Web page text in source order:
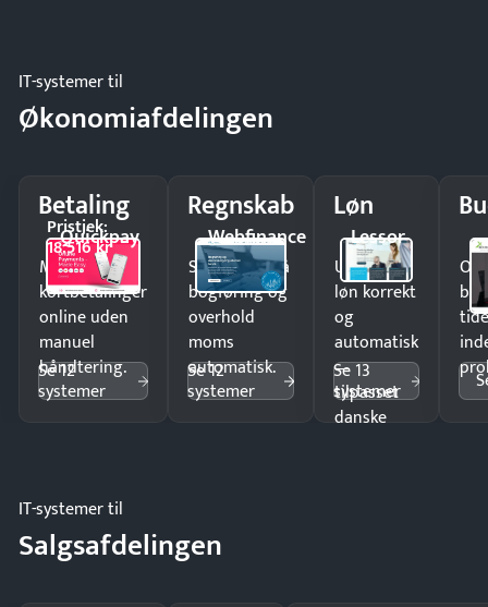
IT-systemer til
Økonomiafdelingen
Betaling
Quickpay
Pristjek:
18.516 kr
Modtag
kortbetalinger
online uden
manuel
håndtering.
Se 12
systemer
Regnskab
Webfinance
Spar timer på
bogføring og
overhold
moms
automatisk.
Se 12
systemer
Løn
Lessor
Udbetal
løn korrekt
og
automatisk
—
tilpasset
danske
Se 13
systemer
IT-systemer til
Salgsafdelingen